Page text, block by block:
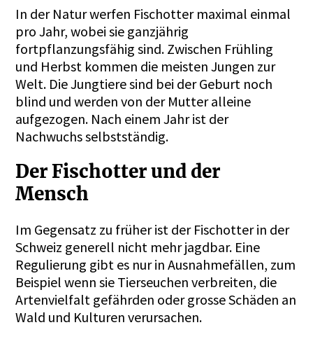
In der Natur werfen Fischotter maximal einmal
pro Jahr, wobei sie ganzjährig
fortpflanzungsfähig sind. Zwischen Frühling
und Herbst kommen die meisten Jungen zur
Welt. Die Jungtiere sind bei der Geburt noch
blind und werden von der Mutter alleine
aufgezogen. Nach einem Jahr ist der
Nachwuchs selbstständig.
Der Fischotter und der
Mensch
Im Gegensatz zu früher ist der Fischotter in der
Schweiz generell nicht mehr jagdbar. Eine
Regulierung gibt es nur in Ausnahmefällen, zum
Beispiel wenn sie Tierseuchen verbreiten, die
Artenvielfalt gefährden oder grosse Schäden an
Wald und Kulturen verursachen.